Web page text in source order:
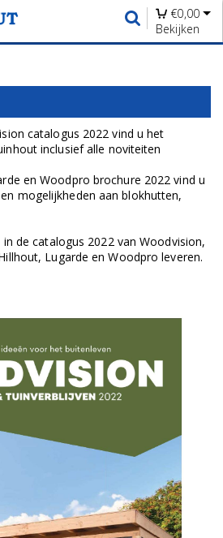
€0,00
Bekijken
catalogus 2022 vind u het
inclusief alle noviteiten
en Woodpro brochure 2022 vind u
mogelijkheden aan blokhutten,
de catalogus 2022 van Woodvision,
Lugarde en Woodpro leveren.